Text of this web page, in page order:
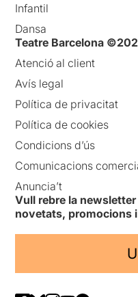
Infantil
Dansa
Teatre Barcelona
Atenció al client
Avís legal
Política de privacitat
Política de cookies
Condicions d’ús
Comunicacions
Anuncia’t
Vull rebre la
novetats, promocions